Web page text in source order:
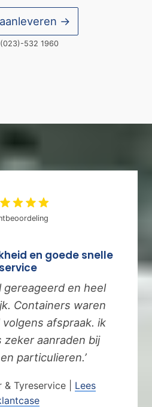
→
(023)-532 1960
en goede snelle
service
gereageerd en heel
Containers waren
afspraak. ik
zeker aanraden bij
particulieren.’
Tyreservice | Lees